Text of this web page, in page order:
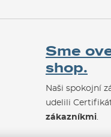
Sme
shop.
Naši spokojní
udelili
zákazníkmi.